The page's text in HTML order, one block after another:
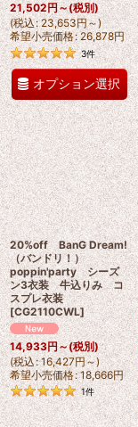
21,502円～(税別)
(税込: 23,653円～)
希望小売価格: 26,878円
3件
オプション選択
20%off BanG Dream!
（バンドリ！）
poppin'party シーズ
ン3衣装 牛込りみ コ
スプレ衣装
[CG2110CWL]
14,933円～(税別)
(税込 : 16,427円～)
希望小売価格: 18,666円
1件